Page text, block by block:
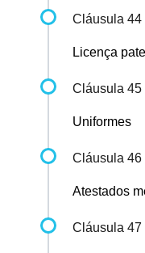
Cláusula 44
Licença
Cláusula 45
Uniformes
Cláusula 46
Atestados
Cláusula 47